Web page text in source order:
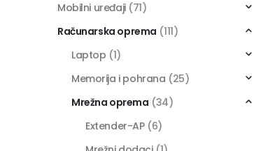
Mobilni uređaji (71)
Računarska oprema (111)
Laptop (1)
Memorija i pohrana (25)
Mrežna oprema (34)
Extender-AP (6)